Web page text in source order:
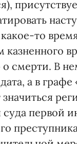
то
казненного
о смерти. В
а в графе
первой